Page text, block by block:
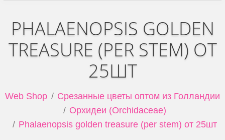
PHALAENOPSIS GOLDEN
TREASURE (PER STEM) ОТ
25ШТ
Web Shop
Срезанные цветы оптом из Голландии
Орхидеи (Orchidaceae)
Phalaenopsis golden treasure (per stem) от 25шт